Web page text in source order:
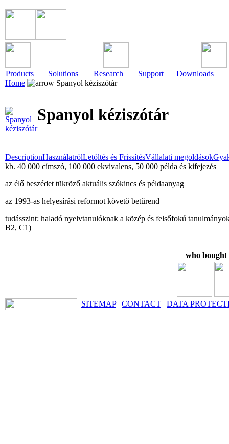
Products Solutions Research Support
Downloads
Home
Spanyol kéziszótár
Spanyol kéziszótár
DescriptionHasználatrólLetöltés és FrissítésVállalati megoldások
kb. 40 000 címszó, 100 000 ekvivalens, 50 000 példa és kifejezés
az élő beszédet tükröző aktuális szókincs és példaanyag
az 1993-as helyesírási reformot követő betűrend
tudásszint: haladó nyelvtanulóknak a közép és felsőfokú
B2, C1)
who bought
SITEMAP| CONTACT | DATA